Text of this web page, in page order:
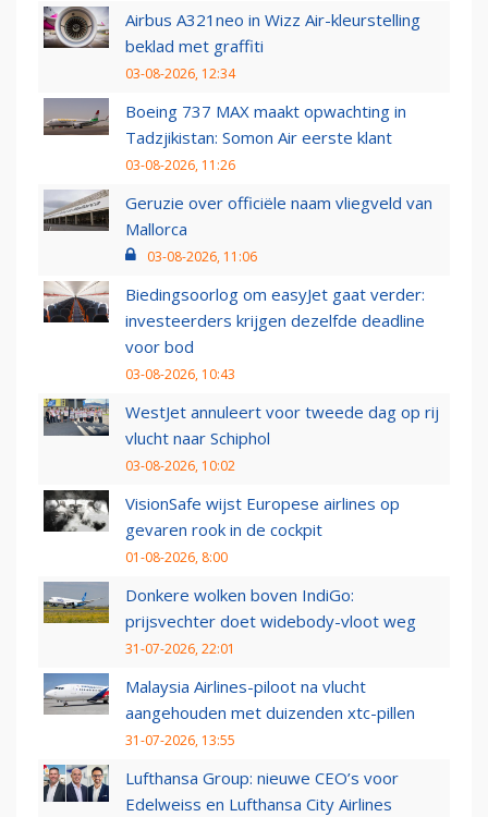
Airbus A321neo in Wizz Air-kleurstelling
beklad met graffiti
03-08-2026, 12:34
Boeing 737 MAX maakt opwachting in
Tadzjikistan: Somon Air eerste klant
03-08-2026, 11:26
Geruzie over officiële naam vliegveld van
Mallorca
03-08-2026, 11:06
Biedingsoorlog om easyJet gaat verder:
investeerders krijgen dezelfde deadline
voor bod
03-08-2026, 10:43
WestJet annuleert voor tweede dag op rij
vlucht naar Schiphol
03-08-2026, 10:02
VisionSafe wijst Europese airlines op
gevaren rook in de cockpit
01-08-2026, 8:00
Donkere wolken boven IndiGo:
prijsvechter doet widebody-vloot weg
31-07-2026, 22:01
Malaysia Airlines-piloot na vlucht
aangehouden met duizenden xtc-pillen
31-07-2026, 13:55
Lufthansa Group: nieuwe CEO’s voor
Edelweiss en Lufthansa City Airlines